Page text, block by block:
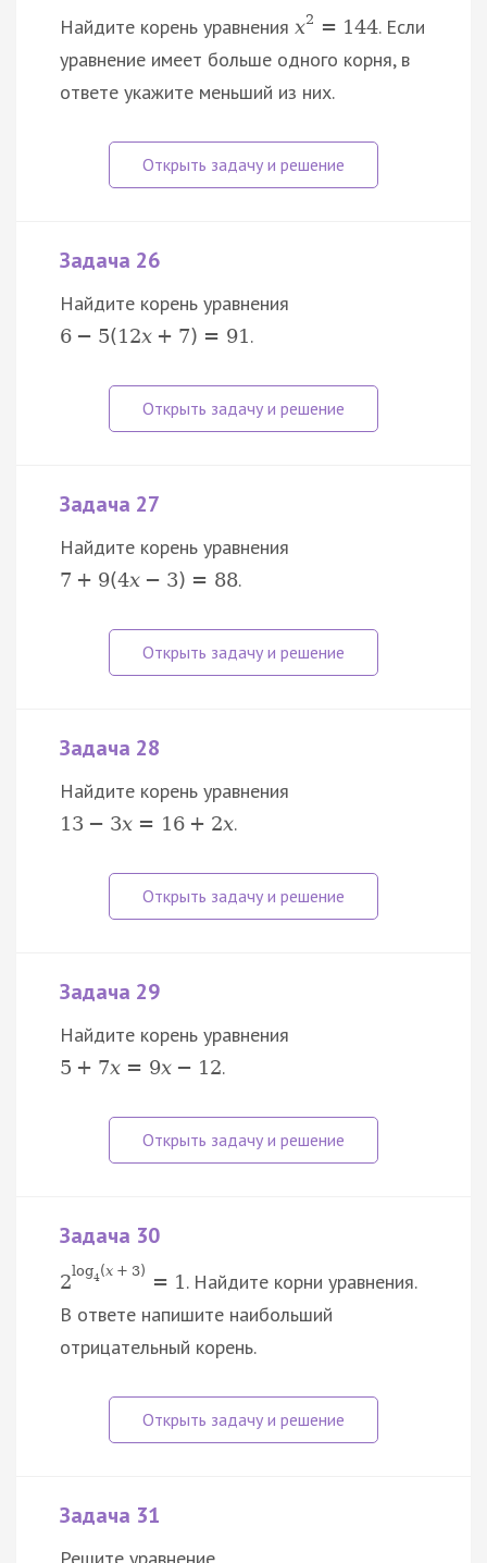
Найдите корень уравнения x2 = 144. Если
уравнение имеет больше одного корня, в
ответе укажите меньший из них.
Задача 26
Найдите корень уравнения
6 − 5(12x + 7) = 91.
Задача 27
Найдите корень уравнения
7 + 9(4x − 3) = 88.
Задача 28
Найдите корень уравнения
13 − 3x = 16 + 2x.
Задача 29
Найдите корень уравнения
5 + 7x = 9x − 12.
Задача 30
2log4(x + 3) = 1. Найдите корни уравнения.
В ответе напишите наибольший
отрицательный корень.
Задача 31